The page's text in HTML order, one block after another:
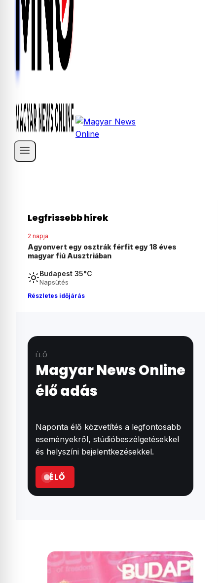
Legfrissebb hírek
elnöke repülőkről permetezné
a kokacserjéket
Agyonvert egy osztrák
Budapest 35°C
Napsütés
Részletes időjárás
ÉLŐ
Magyar News Online
élő adás
Naponta élő közvetítés a legfontosabb
eseményekről, stúdióbeszélgetésekkel
és helyszíni bejelentkezésekkel.
ÉLŐ